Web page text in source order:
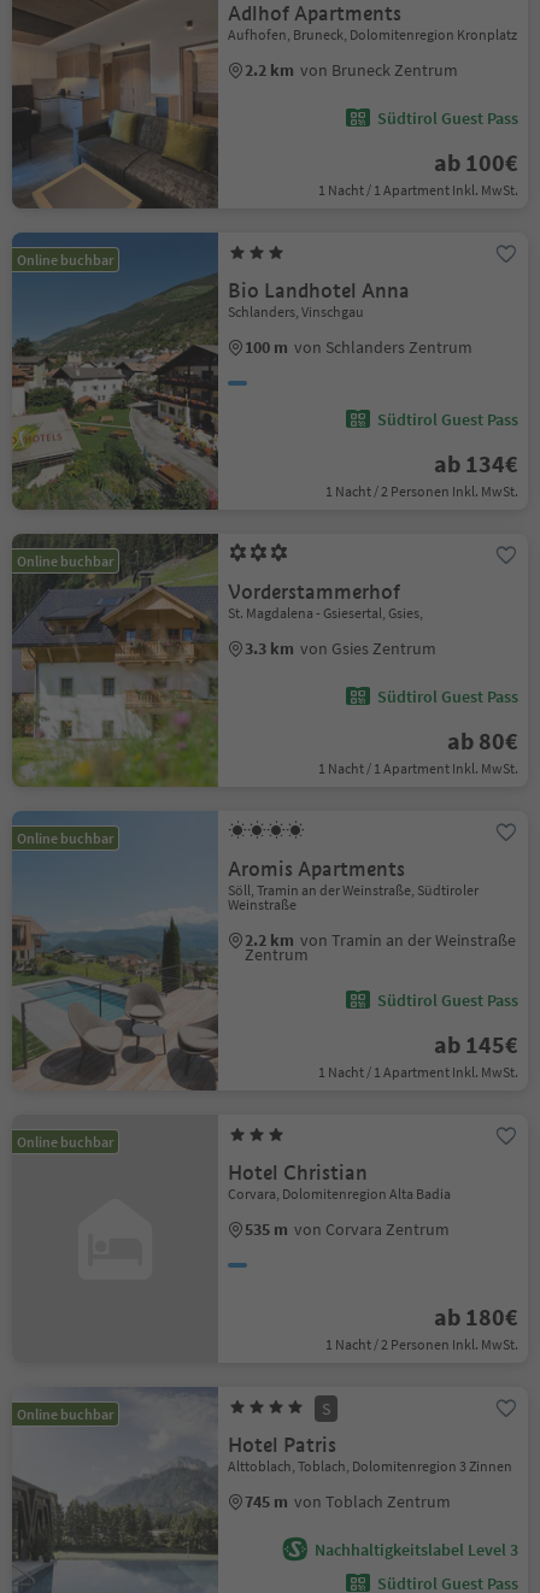
Adlhof Apartments
Aufhofen, Bruneck, Dolomitenregion Kronplatz
2.2 km von Bruneck Zentrum
Südtirol Guest Pass
ab 100€
1 Nacht / 1 Apartment Inkl. MwSt.
Online buchbar
Bio Landhotel Anna
Schlanders, Vinschgau
100 m von Schlanders Zentrum
Südtirol Guest Pass
ab 134€
1 Nacht / 2 Personen Inkl. MwSt.
Online buchbar
Vorderstammerhof
St. Magdalena - Gsiesertal, Gsies,
3.3 km von Gsies Zentrum
Südtirol Guest Pass
ab 80€
1 Nacht / 1 Apartment Inkl. MwSt.
Online buchbar
Aromis Apartments
Söll, Tramin an der Weinstraße, Südtiroler
Weinstraße
2.2 km von Tramin an der Weinstraße
Zentrum
Südtirol Guest Pass
ab 145€
1 Nacht / 1 Apartment Inkl. MwSt.
Online buchbar
Hotel Christian
Corvara, Dolomitenregion Alta Badia
535 m von Corvara Zentrum
ab 180€
1 Nacht / 2 Personen Inkl. MwSt.
Online buchbar S
Hotel Patris
Alttoblach, Toblach, Dolomitenregion 3 Zinnen
745 m von Toblach Zentrum
Nachhaltigkeitslabel Level 3
Südtirol Guest Pass